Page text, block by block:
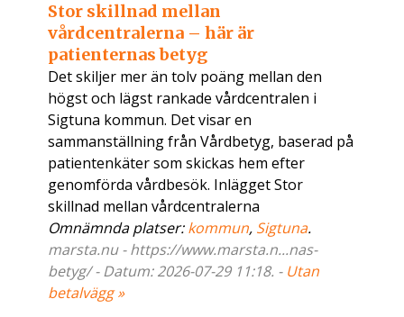
Stor skillnad mellan
vårdcentralerna – här är
patienternas betyg
Det skiljer mer än tolv poäng mellan den
högst och lägst rankade vårdcentralen i
Sigtuna kommun. Det visar en
sammanställning från Vårdbetyg, baserad på
patientenkäter som skickas hem efter
genomförda vårdbesök. Inlägget Stor
skillnad mellan vårdcentralerna
Omnämnda platser:kommun, Sigtuna.
marsta.nu - https://www.marsta.n...nas-
betyg/ - Datum: 2026-07-29 11:18. - Utan
betalvägg »